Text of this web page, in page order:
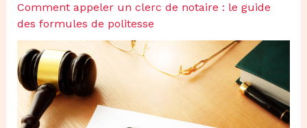
Comment appeler un clerc de notaire : le guide
des formules de politesse